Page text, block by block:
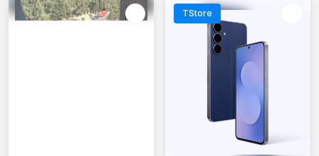
TStore